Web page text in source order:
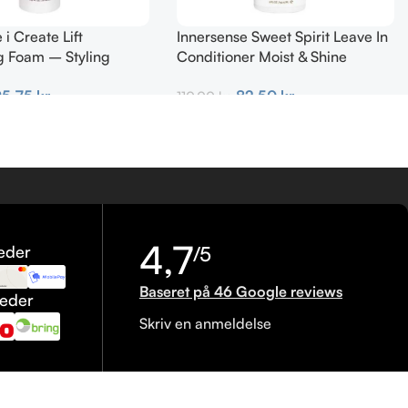
i Create Lift
Foam – Styling
kr.
Innersense Sweet Spirit Leave In
Conditioner Moist & Shine
110,00 kr. 82,50 kr.
4,7/5
Baseret på 46 Google reviews
Skriv en anmeldelse